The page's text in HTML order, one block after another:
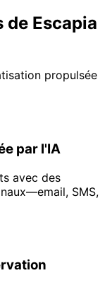
Escapia
propulsée
par l'IA
avec des
SMS,